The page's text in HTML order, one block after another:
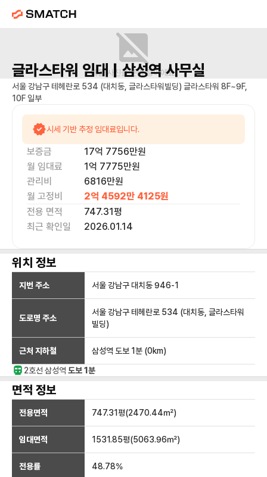
매물 사진을 준비 중이에요.
글라스타워 임대 | 삼성역사무실
서울 강남구 테헤란로 534 (대치동, 글라스타워빌딩) 글라스타워 8F~9F,
10F 일부
시세 기반 추정 임대료입니다.
보증금 17억 7756만원
월 임대료
1억 7775만원
관리비
6816만원
월 고정비
2억 4592만 4125원
전용 면적
747.31평
최근 확인일
2026.01.14
위치 정보
지번 주소 서울 강남구 대치동 946-1
도로명 주소
서울 강남구 테헤란로 534 (대치동, 글라스타워
빌딩)
근처 지하철 삼성역 도보 1분 (0km)
2호선 삼성역 도보 1분
면적 정보
전용면적 747.31평(2470.44㎡)
임대면적 1531.85평(5063.96㎡)
전용률 48.78%